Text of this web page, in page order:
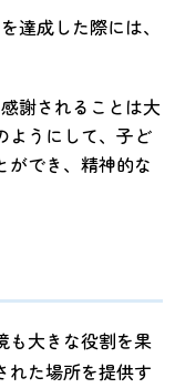
達成した際には、
謝されることは大
ようにして、子ど
ができ、精神的な
も大きな役割を果
れた場所を提供す